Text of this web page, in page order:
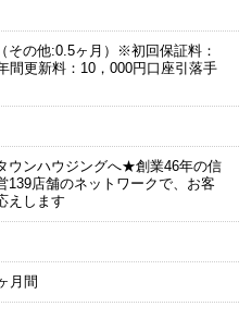
その他:0.5ヶ月）※初回保証料：
更新料：10，000円口座引落手
ウンハウジングへ★創業46年の信
139店舗のネットワークで、お客
えします
月間